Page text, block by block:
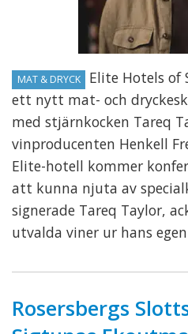
MAT & DRYCK
Elite Hotels of
ett nytt mat- och
med stjärnkocken Tareq
vinproducenten Henkell
Elite-hotell kommer
att kunna njuta av
signerade Tareq Taylor,
utvalda viner ur hans
Rosersbergs